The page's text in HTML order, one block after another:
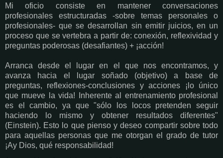
Mi oficio consiste en mantener conversaciones
profesionales estructuradas -sobre temas personales o
profesionales- que se desarrollan sin emitir juicios, en un
proceso que se vertebra a partir de: conexión, reflexividad y
preguntas poderosas (desafiantes) + ¡acción!
Arranca desde el lugar en el que nos encontramos, y
avanza hacia el lugar soñado (objetivo) a base de
preguntas, reflexiones-conclusiones y acciones ¡lo único
que mueve la vida! Inherente al entrenamiento profesional
es el cambio, ya que "sólo los locos pretenden seguir
haciendo lo mismo y obtener resultados diferentes"
(Einstein). Esto lo que pienso y deseo compartir sobre todo
para aquellas personas que me otorgan el grado de tutor
¡Ay Dios, qué responsabilidad!